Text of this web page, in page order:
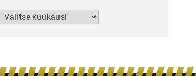
Arkistot